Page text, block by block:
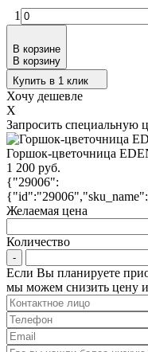
1
В корзине
В корзину
Купить в 1 клик
Хочу дешевле
X
Запросить специальную
Горшок-цветочница
1 200 руб.
{"29006":
Желаемая цена
Количество
Если Вы планируете
мы можем снизить цену